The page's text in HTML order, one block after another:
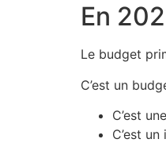
En
Le budget
C’est un
C’est
C’est